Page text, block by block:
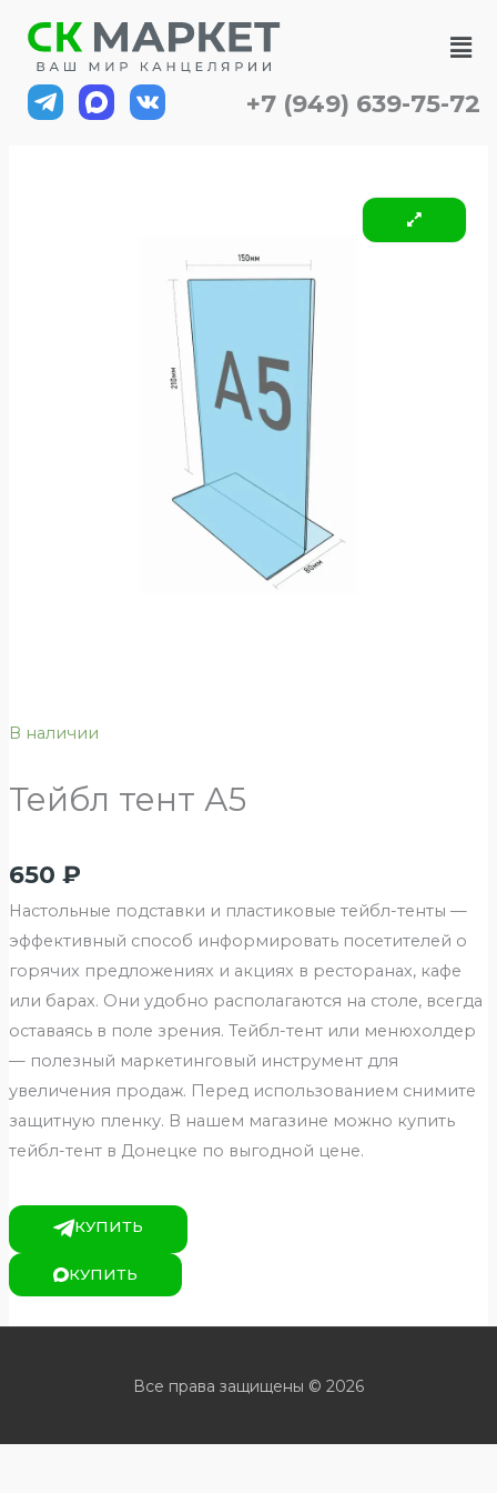
содержимому
+7 (949) 639-75-72
В наличии
Тейбл тент А5
650 ₽
Настольные подставки и пластиковые тейбл-тенты —
эффективный способ информировать посетителей о
горячих предложениях и акциях в ресторанах, кафе
или барах. Они удобно располагаются на столе, всегда
оставаясь в поле зрения. Тейбл-тент или менюхолдер
— полезный маркетинговый инструмент для
увеличения продаж. Перед использованием снимите
защитную пленку. В нашем магазине можно купить
тейбл-тент в Донецке по выгодной цене.
КУПИТЬ
КУПИТЬ
Все права защищены © 2026